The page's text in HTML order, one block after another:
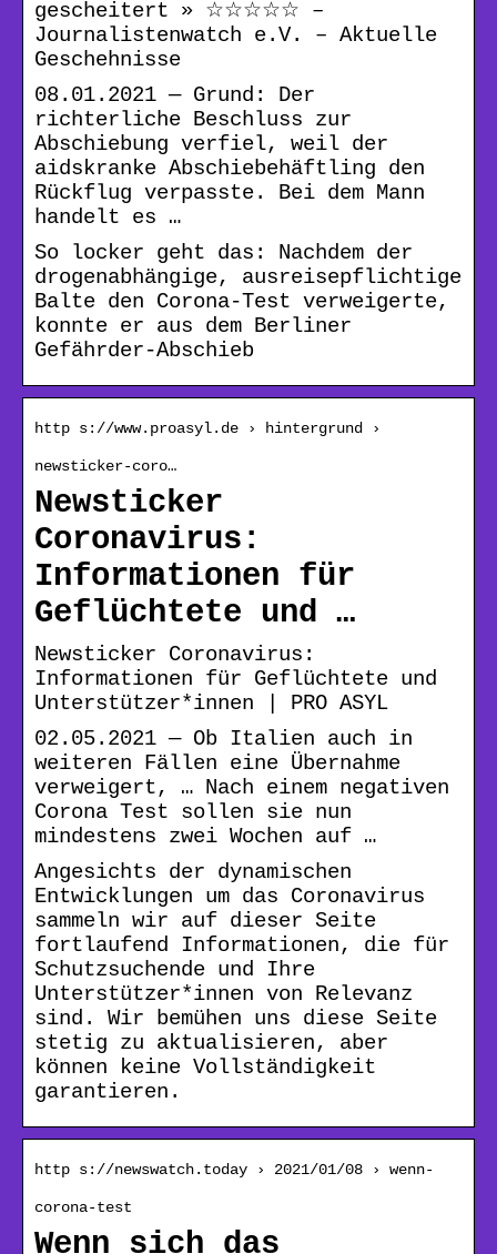
gescheitert » ☆☆☆☆☆ –
Journalistenwatch e.V. – Aktuelle
Geschehnisse
08.01.2021 — Grund: Der
richterliche Beschluss zur
Abschiebung verfiel, weil der
aidskranke Abschiebehäftling den
Rückflug verpasste. Bei dem Mann
handelt es …
So locker geht das: Nachdem der
drogenabhängige, ausreisepflichtige
Balte den Corona-Test verweigerte,
konnte er aus dem Berliner
Gefährder-Abschieb
http s://www.proasyl.de › hintergrund ›
newsticker-coro…
Newsticker
Coronavirus:
Informationen für
Geflüchtete und …
Newsticker Coronavirus:
Informationen für Geflüchtete und
Unterstützer*innen | PRO ASYL
02.05.2021 — Ob Italien auch in
weiteren Fällen eine Übernahme
verweigert, … Nach einem negativen
Corona Test sollen sie nun
mindestens zwei Wochen auf …
Angesichts der dynamischen
Entwicklungen um das Coronavirus
sammeln wir auf dieser Seite
fortlaufend Informationen, die für
Schutzsuchende und Ihre
Unterstützer*innen von Relevanz
sind. Wir bemühen uns diese Seite
stetig zu aktualisieren, aber
können keine Vollständigkeit
garantieren.
http s://newswatch.today › 2021/01/08 › wenn-
corona-test
Wenn sich das